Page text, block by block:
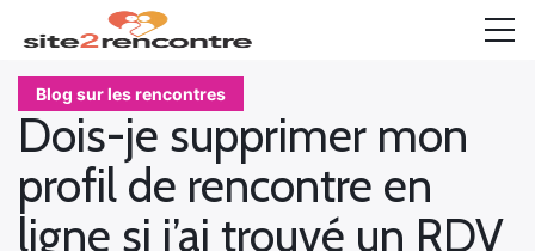
Blog sur les rencontres
Dois-je supprimer mon
profil de rencontre en
ligne si j’ai trouvé un RDV
Accueil
TOP 10
Rencontre coquine
Rencontre senior